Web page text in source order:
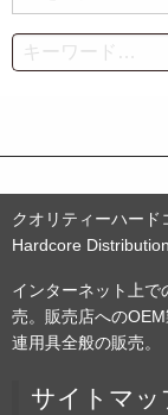
ー
カ
イ
Search
クオリティーハー
Hardcore
インターネット上で
売。販売店への
連用具全般の販売。
サイトマッ